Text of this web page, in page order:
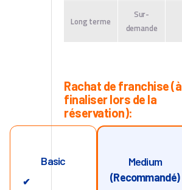
Long terme
Sur-
demande
Rachat de franchise (à
finaliser lors de la
réservation):
Basic
✔
Medium
(Recommandé)